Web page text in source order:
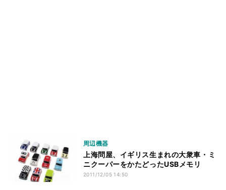
周辺機器
上海問屋、イギリス生まれの大衆車・ミ
ニクーパーをかたどったUSBメモリ
2011/12/05 14:50